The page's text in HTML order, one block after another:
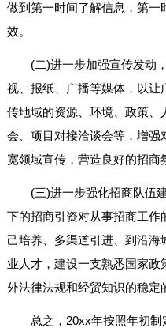
做到第一时间了解信息，第
效。
(二)进一步加强宣传发动
视、报纸、广播等媒体，以让
传地域的资源、环境、政策
会、项目对接洽谈会等，增强
宽领域宣传，营造良好的招商
(三)进一步强化招商队伍
下的招商引资对从事招商工作
己培养、多渠道引进、到沿
业人才，建设一支熟悉国家
外法律法规和经贸知识的稳定
总之，20xx年按照年初